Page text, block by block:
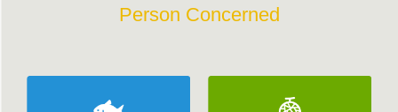
Person Concerned